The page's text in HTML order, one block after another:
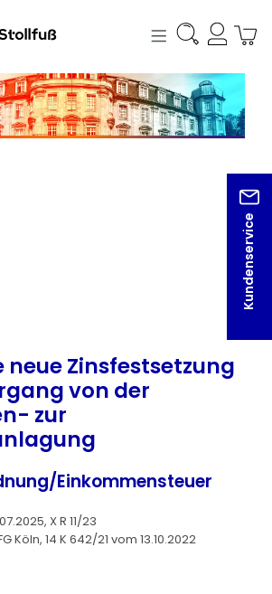
Kundenservice
neue Zinsfestsetzung
von der
zur
Einkommensteuer
X R 11/23
Köln, 14 K 642/21 vom 13.10.2022